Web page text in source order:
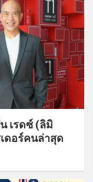
เรดซ์ (ลิมิ
ดอร์คนล่าสุด